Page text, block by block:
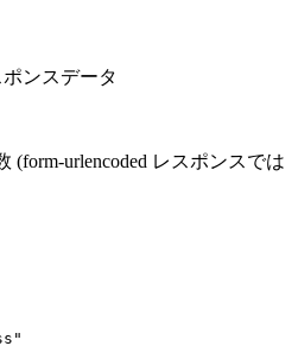
ンスデータ
(form-urlencoded レスポンスでは
"